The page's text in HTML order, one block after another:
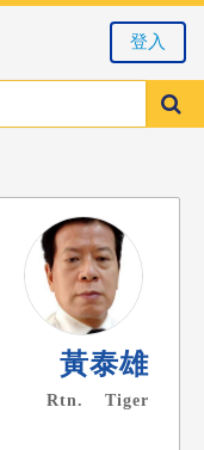
登入
黃泰雄
Rtn. Tiger